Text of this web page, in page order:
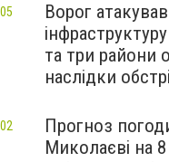
Ворог
та три райони
наслідки
Прогноз
Миколаєві на